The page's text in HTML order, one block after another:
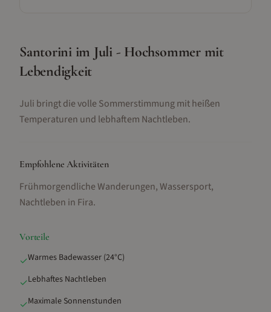
Santorini im Juli - Hochsommer mit
Lebendigkeit
Juli bringt die volle Sommerstimmung mit heißen
Temperaturen und lebhaftem Nachtleben.
Empfohlene Aktivitäten
Frühmorgendliche Wanderungen, Wassersport,
Nachtleben in Fira.
Vorteile
✓Warmes Badewasser (24°C)
✓Lebhaftes Nachtleben
✓Maximale Sonnenstunden